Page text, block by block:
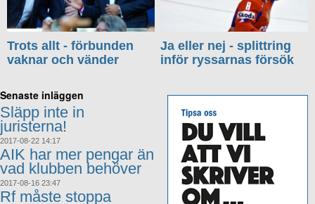
Trots allt - förbunden
vaknar och vänder
Ja eller nej - splittring
inför ryssarnas försök
Senaste inläggen
Släpp inte in
juristerna!
2017-08-22 14:17
AIK har mer pengar än
vad klubben behöver
2017-08-16 23:47
Rf måste stoppa